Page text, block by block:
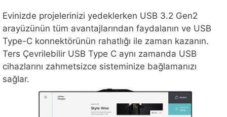
Evinizde projelerinizi yedeklerken USB 3.2 Gen2
arayüzünün tüm avantajlarından faydalanın ve USB
Type-C konnektörünün rahatlığı ile zaman kazanın.
Ters Çevrilebilir USB Type C aynı zamanda USB
cihazlarını zahmetsizce sisteminize bağlamanızı
sağlar.